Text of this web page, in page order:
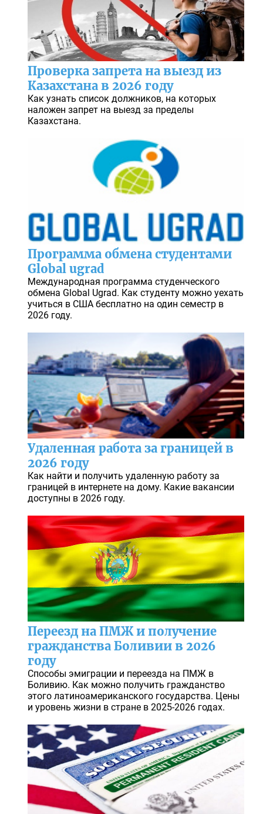
Проверка запрета на выезд из
Казахстана в 2026 году
Как узнать список должников, на которых
наложен запрет на выезд за пределы
Казахстана.
Программа обмена студентами
Global ugrad
Международная программа студенческого
обмена Global Ugrad. Как студенту можно уехать
учиться в США бесплатно на один семестр в
2026 году.
Удаленная работа за границей в
2026 году
Как найти и получить удаленную работу за
границей в интернете на дому. Какие вакансии
доступны в 2026 году.
Переезд на ПМЖ и получение
гражданства Боливии в 2026
году
Способы эмиграции и переезда на ПМЖ в
Боливию. Как можно получить гражданство
этого латиноамериканского государства. Цены
и уровень жизни в стране в 2025-2026 годах.